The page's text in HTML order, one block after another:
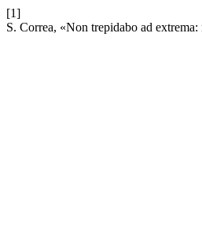
[1]
S. Correa, «Non trepidabo ad